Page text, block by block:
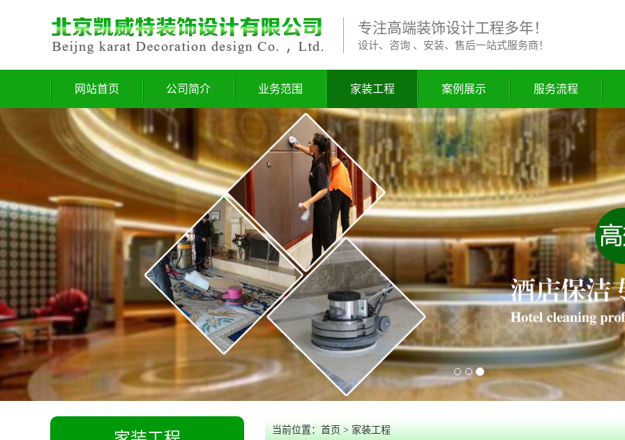
专注高端装饰设计工程多年！
设计、咨询 、安装、售后一站式服务商！
网站首页 公司简介 业务范围 家装工程 案例展示 服务流程
当前位置： 首页 > 家装工程